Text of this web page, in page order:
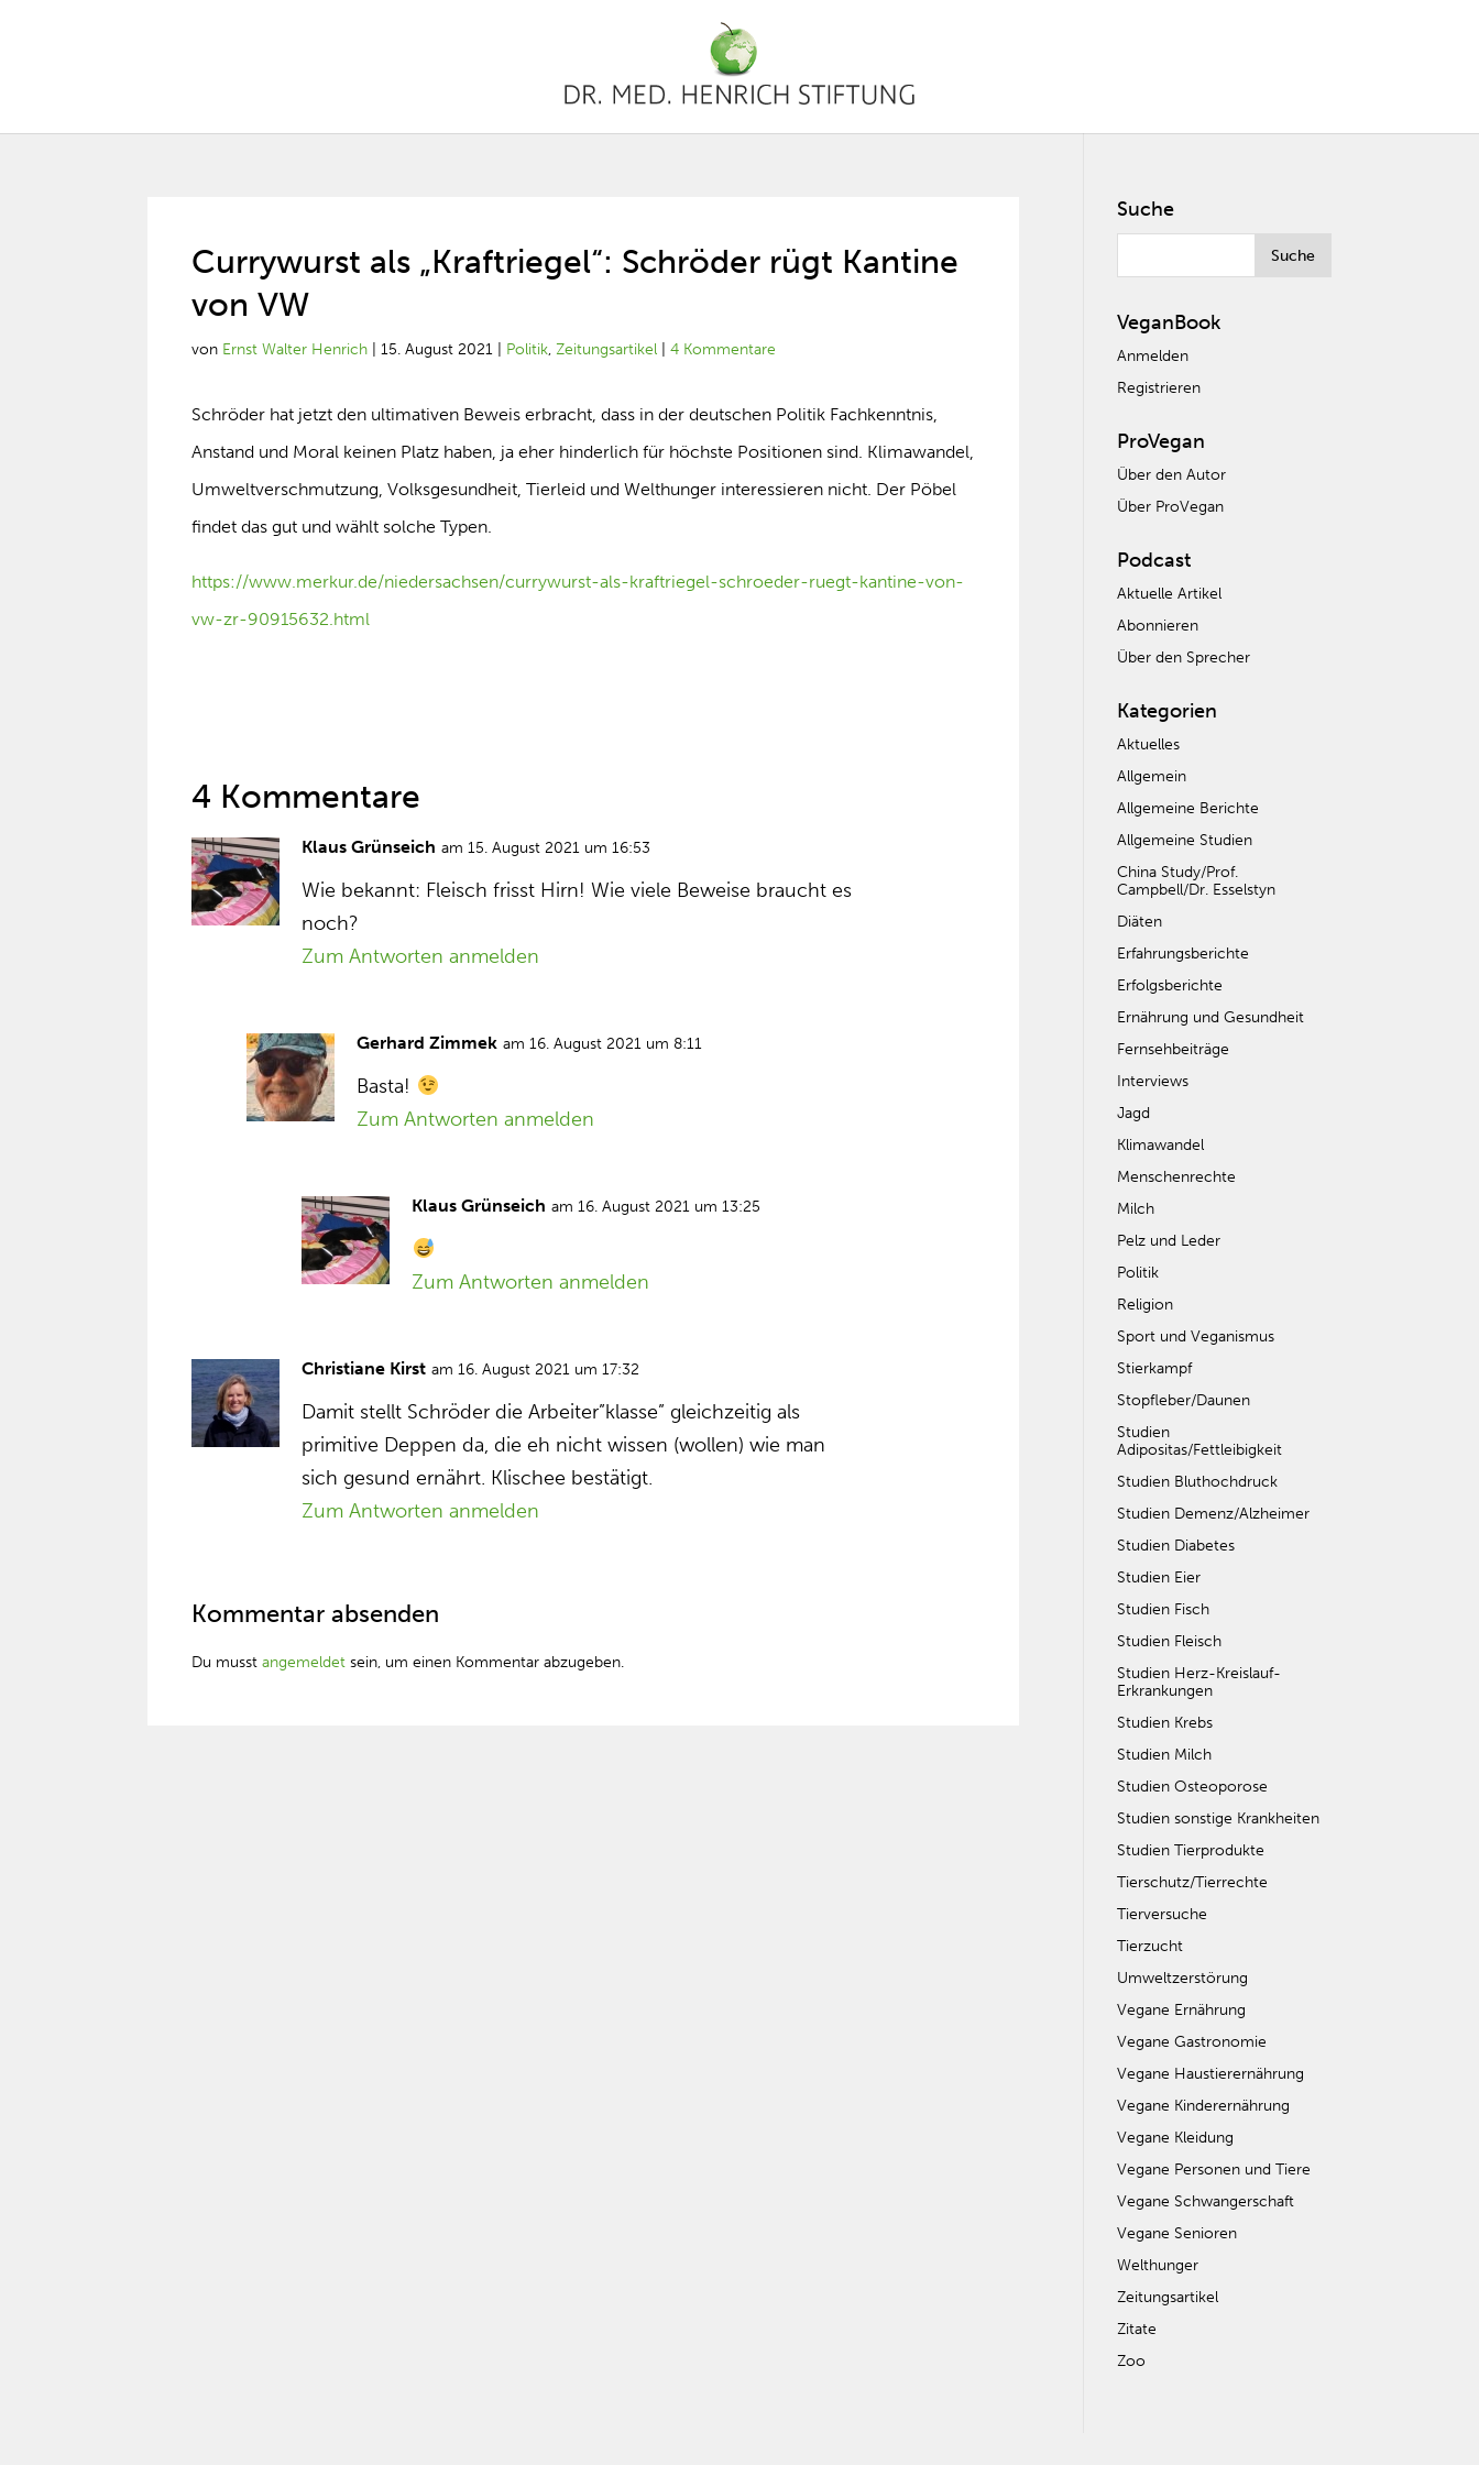
Currywurst als „Kraftriegel“: Schröder rügt Kantine
von VW
von Ernst Walter Henrich |15. August 2021 Politik,Zeitungsartikel |4 Kommentare
Schröder hat jetzt den ultimativen Beweis erbracht, dass in der deutschen Politik Fachkenntnis,
Anstand und Moral keinen Platz haben, ja eher hinderlich für höchste Positionen sind. Klimawandel,
Umweltverschmutzung, Volksgesundheit, Tierleid und Welthunger interessieren nicht. Der Pöbel
findet das gut und wählt solche Typen.
https://www.merkur.de/niedersachsen/currywurst-als-kraftriegel-schroeder-ruegt-kantine-von-
vw-zr-90915632.html
4 Kommentare
Klaus Grünseich am 15. August 2021 um 16:53
Wie bekannt: Fleisch frisst Hirn! Wie viele Beweise braucht es
noch?
Zum Antworten anmelden
Gerhard Zimmek am 16. August 2021 um 8:11
Basta!
Zum Antworten anmelden
Klaus Grünseich am 16. August 2021 um 13:25
Zum Antworten anmelden
Christiane Kirst am 16. August 2021 um 17:32
Damit stellt Schröder die Arbeiter”klasse” gleichzeitig als
primitive Deppen da, die eh nicht wissen (wollen) wie man
sich gesund ernährt. Klischee bestätigt.
Zum Antworten anmelden
Kommentar absenden
Du musstangemeldet sein, um einen Kommentar abzugeben.
Suche
VeganBook
Anmelden
Registrieren
ProVegan
Über den Autor
Über ProVegan
Podcast
Aktuelle Artikel
Abonnieren
Über den Sprecher
Kategorien
Aktuelles
Allgemein
Allgemeine Berichte
Allgemeine Studien
China Study/Prof.
Campbell/Dr. Esselstyn
Diäten
Erfahrungsberichte
Erfolgsberichte
Ernährung und Gesundheit
Fernsehbeiträge
Interviews
Jagd
Klimawandel
Menschenrechte
Milch
Pelz und Leder
Politik
Religion
Sport und Veganismus
Stierkampf
Stopfleber/Daunen
Studien
Adipositas/Fettleibigkeit
Studien Bluthochdruck
Studien Demenz/Alzheimer
Studien Diabetes
Studien Eier
Studien Fisch
Studien Fleisch
Studien Herz-Kreislauf-
Erkrankungen
Studien Krebs
Studien Milch
Studien Osteoporose
Studien sonstige Krankheiten
Studien Tierprodukte
Tierschutz/Tierrechte
Tierversuche
Tierzucht
Umweltzerstörung
Vegane Ernährung
Vegane Gastronomie
Vegane Haustierernährung
Vegane Kinderernährung
Vegane Kleidung
Vegane Personen und Tiere
Vegane Schwangerschaft
Vegane Senioren
Welthunger
Zeitungsartikel
Zitate
Zoo